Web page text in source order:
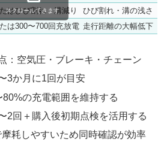
はひび割れ・溝減り
ひび割れ・溝の浅さ
は300〜700回充放電 走行距離の大幅低下
スクロールできます
：空気圧・ブレーキ・チェーン
3か月に1回が目安
の充電範囲を維持する
2回＋購入後初期点検を活用する
耗しやすいため同時確認が効率